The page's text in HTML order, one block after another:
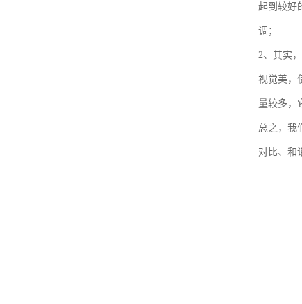
起到较好
调；
2、其实
视觉美，
量较多，
总之，我
对比、和